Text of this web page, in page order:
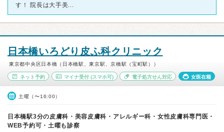
す！ 院長は大手美...
日本橋いろどり皮ふ科クリニック
東京都中央区日本橋（日本橋駅、東京駅、京橋駅（宝町駅））
ネット予約 マイナ受付(スマホ可) 電子処方せん対応 女医在籍
土曜（〜16:00）
日本橋駅3分の皮膚科・美容皮膚科・アレルギー科・女性皮膚科専門医・
WEB予約可・土曜も診察